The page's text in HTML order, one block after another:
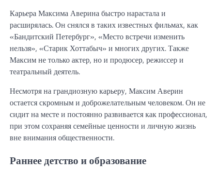
Карьера Максима Аверина быстро нарастала и
расширялась. Он снялся в таких известных фильмах, как
«Бандитский Петербург», «Место встречи изменить
нельзя», «Старик Хоттабыч» и многих других. Также
Максим не только актер, но и продюсер, режиссер и
театральный деятель.
Несмотря на грандиозную карьеру, Максим Аверин
остается скромным и доброжелательным человеком. Он не
сидит на месте и постоянно развивается как профессионал,
при этом сохраняя семейные ценности и личную жизнь
вне внимания общественности.
Раннее детство и образование